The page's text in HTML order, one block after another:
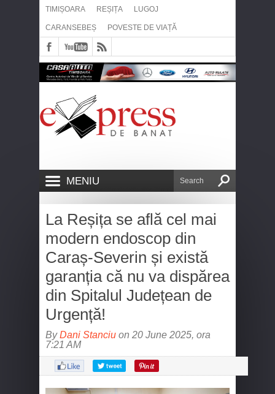
TIMIȘOARA REȘIȚA LUGOJ
CARANSEBEȘ POVESTE DE VIAȚĂ
MENIU
La Reșița se află cel mai
modern endoscop din
Caraș-Severin și există
garanția că nu va dispărea
din Spitalul Județean de
Urgență!
ByDani Stanciu on 20 June 2025, ora
7:21 AM